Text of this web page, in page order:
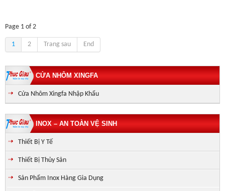
Page 1 of 2
1 2 Trang sau End
CỬA NHÔM XINGFA
Cửa Nhôm Xingfa Nhập Khẩu
INOX – AN TOÀN VỆ SINH
Thiết Bị Y Tế
Thiết Bị Thủy Sản
Sản Phẩm Inox Hàng Gia Dụng